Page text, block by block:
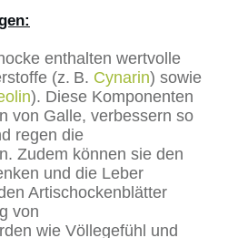
enthalten wertvolle
(z. B. Cynarin) sowie
). Diese Komponenten
von Galle, verbessern so
regen die
Zudem können sie den
und die Leber
Artischockenblätter
von
wie Völlegefühl und